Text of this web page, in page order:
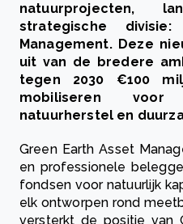
natuurprojecten,
strategische
Management. Deze
uit van de bredere
tegen 2030 €100
mobiliseren voor
natuurherstel en
Green Earth Asset
en professionele
fondsen voor natuurlijk
elk ontworpen rond
versterkt de positie van